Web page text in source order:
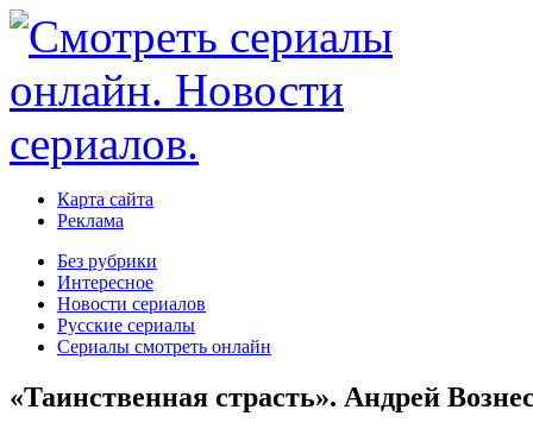
Карта сайта
Реклама
Без рубрики
Интересное
Новости сериалов
Русские сериалы
Сериалы смотреть онлайн
«Таинственная страсть». Андрей